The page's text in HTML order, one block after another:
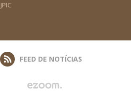
JPIC
FEED DE NOTÍCIAS